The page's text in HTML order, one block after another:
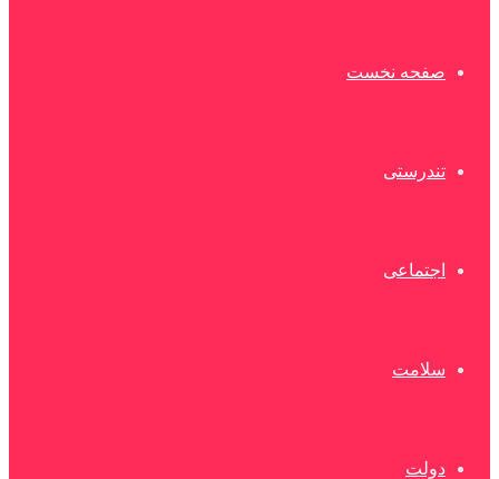
صفحه نخست
تندرستی
اجتماعی
سلامت
دولت